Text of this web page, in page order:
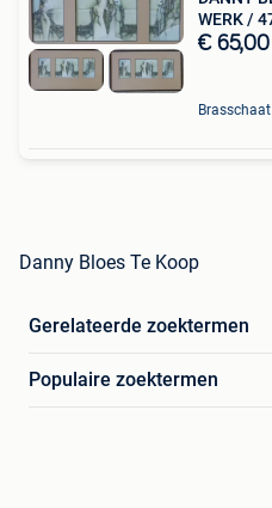
WERK /
€ 65,00
Brasschaat
Danny Bloes Te Koop
Gerelateerde zoektermen
Populaire zoektermen